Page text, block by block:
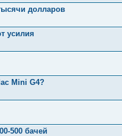
долларов
усилия
Mini G4?
500 бачей